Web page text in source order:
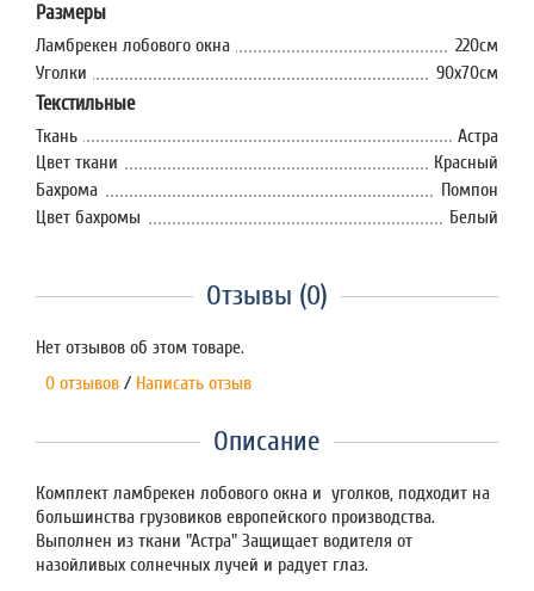
Размеры
Ламбрекен лобового окна
220см
Уголки
90x70см
Текстильные
Ткань
Астра
Цвет ткани
Красный
Бахрома
Помпон
Цвет бахромы
Белый
Отзывы (0)
Нет отзывов об этом товаре.
0 отзывов / Написать отзыв
Описание
Комплект ламбрекен лобового окна и уголков, подходит на
большинства грузовиков европейского производства.
Выполнен из ткани "Астра" Защищает водителя от
назойливых солнечных лучей и радует глаз.